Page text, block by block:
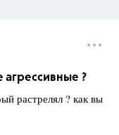
агрессивные ?
растрелял ? как вы